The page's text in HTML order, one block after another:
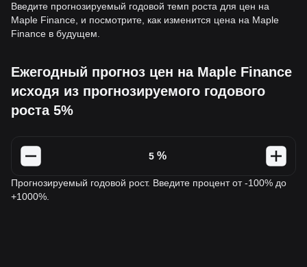
Введите прогнозируемый годовой темп роста для цен на
Maple Finance, и посмотрите, как изменится цена на Maple
Finance в будущем.
Ежегодный прогноз цен на Maple Finance
исходя из прогнозируемого годового
роста 5%
%
Прогнозируемый годовой рост. Введите процент от -100% до
+1000%.